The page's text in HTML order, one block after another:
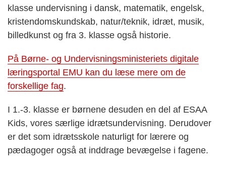
klasse undervisning i dansk, matematik, engelsk,
kristendomskundskab, natur/teknik, idræt, musik,
billedkunst og fra 3. klasse også historie.
På Børne- og Undervisningsministeriets digitale
læringsportal EMU kan du læse mere om de
forskellige fag.
I 1.-3. klasse er børnene desuden en del af ESAA
Kids, vores særlige idrætsundervisning. Derudover
er det som idrætsskole naturligt for lærere og
pædagoger også at inddrage bevægelse i fagene.